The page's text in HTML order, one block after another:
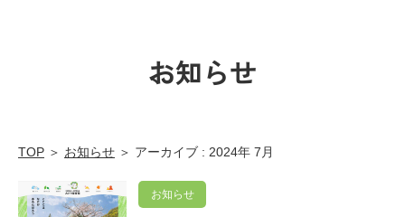
お知らせ
TOP ＞ お知らせ ＞ アーカイブ : 2024年 7月
お知らせ